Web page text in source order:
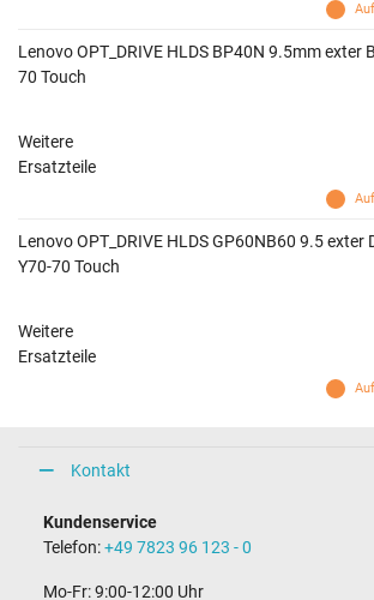
Lenovo OPT_DRIVE HLDS BP40N 9.5mm exter
70 Touch
Weitere
Ersatzteile
Lenovo OPT_DRIVE HLDS GP60NB60 9.5 exter
Y70-70 Touch
Weitere
Ersatzteile
Kontakt
Kundenservice
Telefon:+49 7823 96 123 - 0
Mo-Fr: 9:00-12:00 Uhr